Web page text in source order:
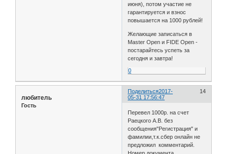
июня), потом участие не
гарантируется и взнос
повышается на 1000 рублей!
Желающие записаться в
Master Open и FIDE Open -
постарайтесь успеть за
сегодня и завтра!
0
Поделиться 14
2017-
05-31 17:56:47
любитель
Гость
Перевел 1000р. на счет
Раецкого А.В. без
сообщения"Регистрация" и
фамилии,т.к.сбер онлайн не
предложил комментарий.